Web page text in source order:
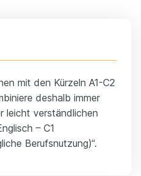
mit den Kürzeln A1-C2
deshalb immer
leicht verständlichen
– C1
Berufsnutzung)“.